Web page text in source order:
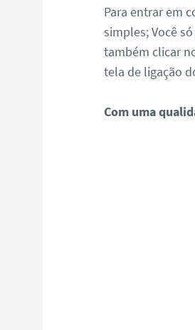
Para entrar em
simples; Você
também clicar
tela de ligação
Com uma